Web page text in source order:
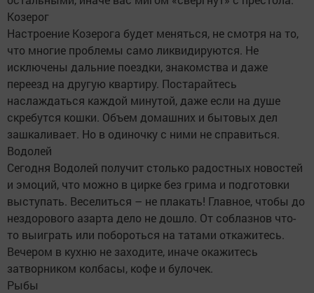
Козерог
Настроение Козерога будет меняться, не смотря на то,
что многие проблемы само ликвидируются. Не
исключены дальние поездки, знакомства и даже
переезд на другую квартиру. Постарайтесь
наслаждаться каждой минутой, даже если на душе
скребутся кошки. Объем домашних и бытовых дел
зашкаливает. Но в одиночку с ними не справиться.
Водолей
Сегодня Водолей получит столько радостных новостей
и эмоций, что можно в цирке без грима и подготовки
выступать. Веселиться – не плакать! Главное, чтобы до
нездорового азарта дело не дошло. От соблазнов что-
то выиграть или побороться на татами откажитесь.
Вечером в кухню не заходите, иначе окажитесь
затворником колбасы, кофе и булочек.
Рыбы